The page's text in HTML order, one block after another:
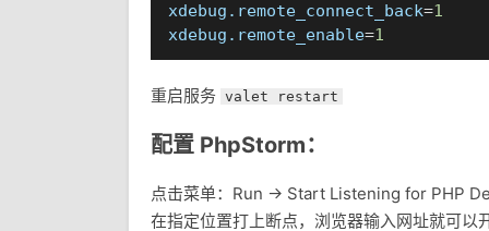
xdebug.remote_connect_back=1
xdebug.remote_enable=1
重启服务 valet restart
配置 PhpStorm：
点击菜单：Run -> Start Listening for PHP
在指定位置打上断点，浏览器输入网址就可以